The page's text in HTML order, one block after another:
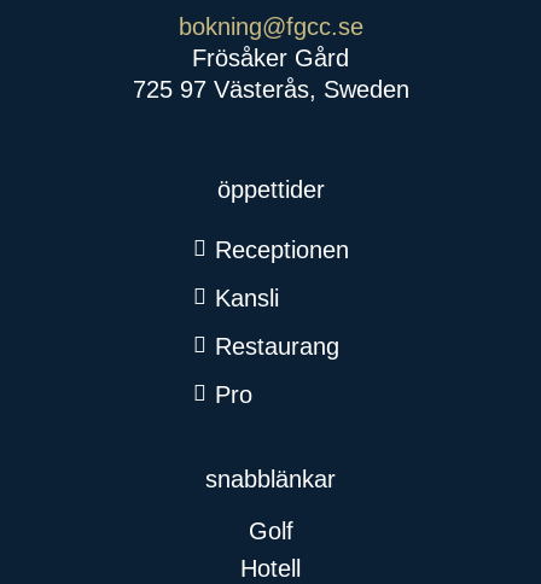
bokning@fgcc.se
Frösåker Gård
725 97 Västerås, Sweden
öppettider
Receptionen
Kansli
Restaurang
Pro
snabblänkar​
Golf
Hotell